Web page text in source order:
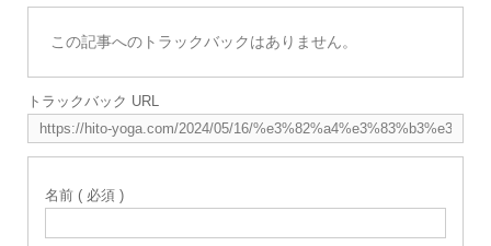
この記事へのトラックバックはありません。
トラックバック URL
名前 ( 必須 )